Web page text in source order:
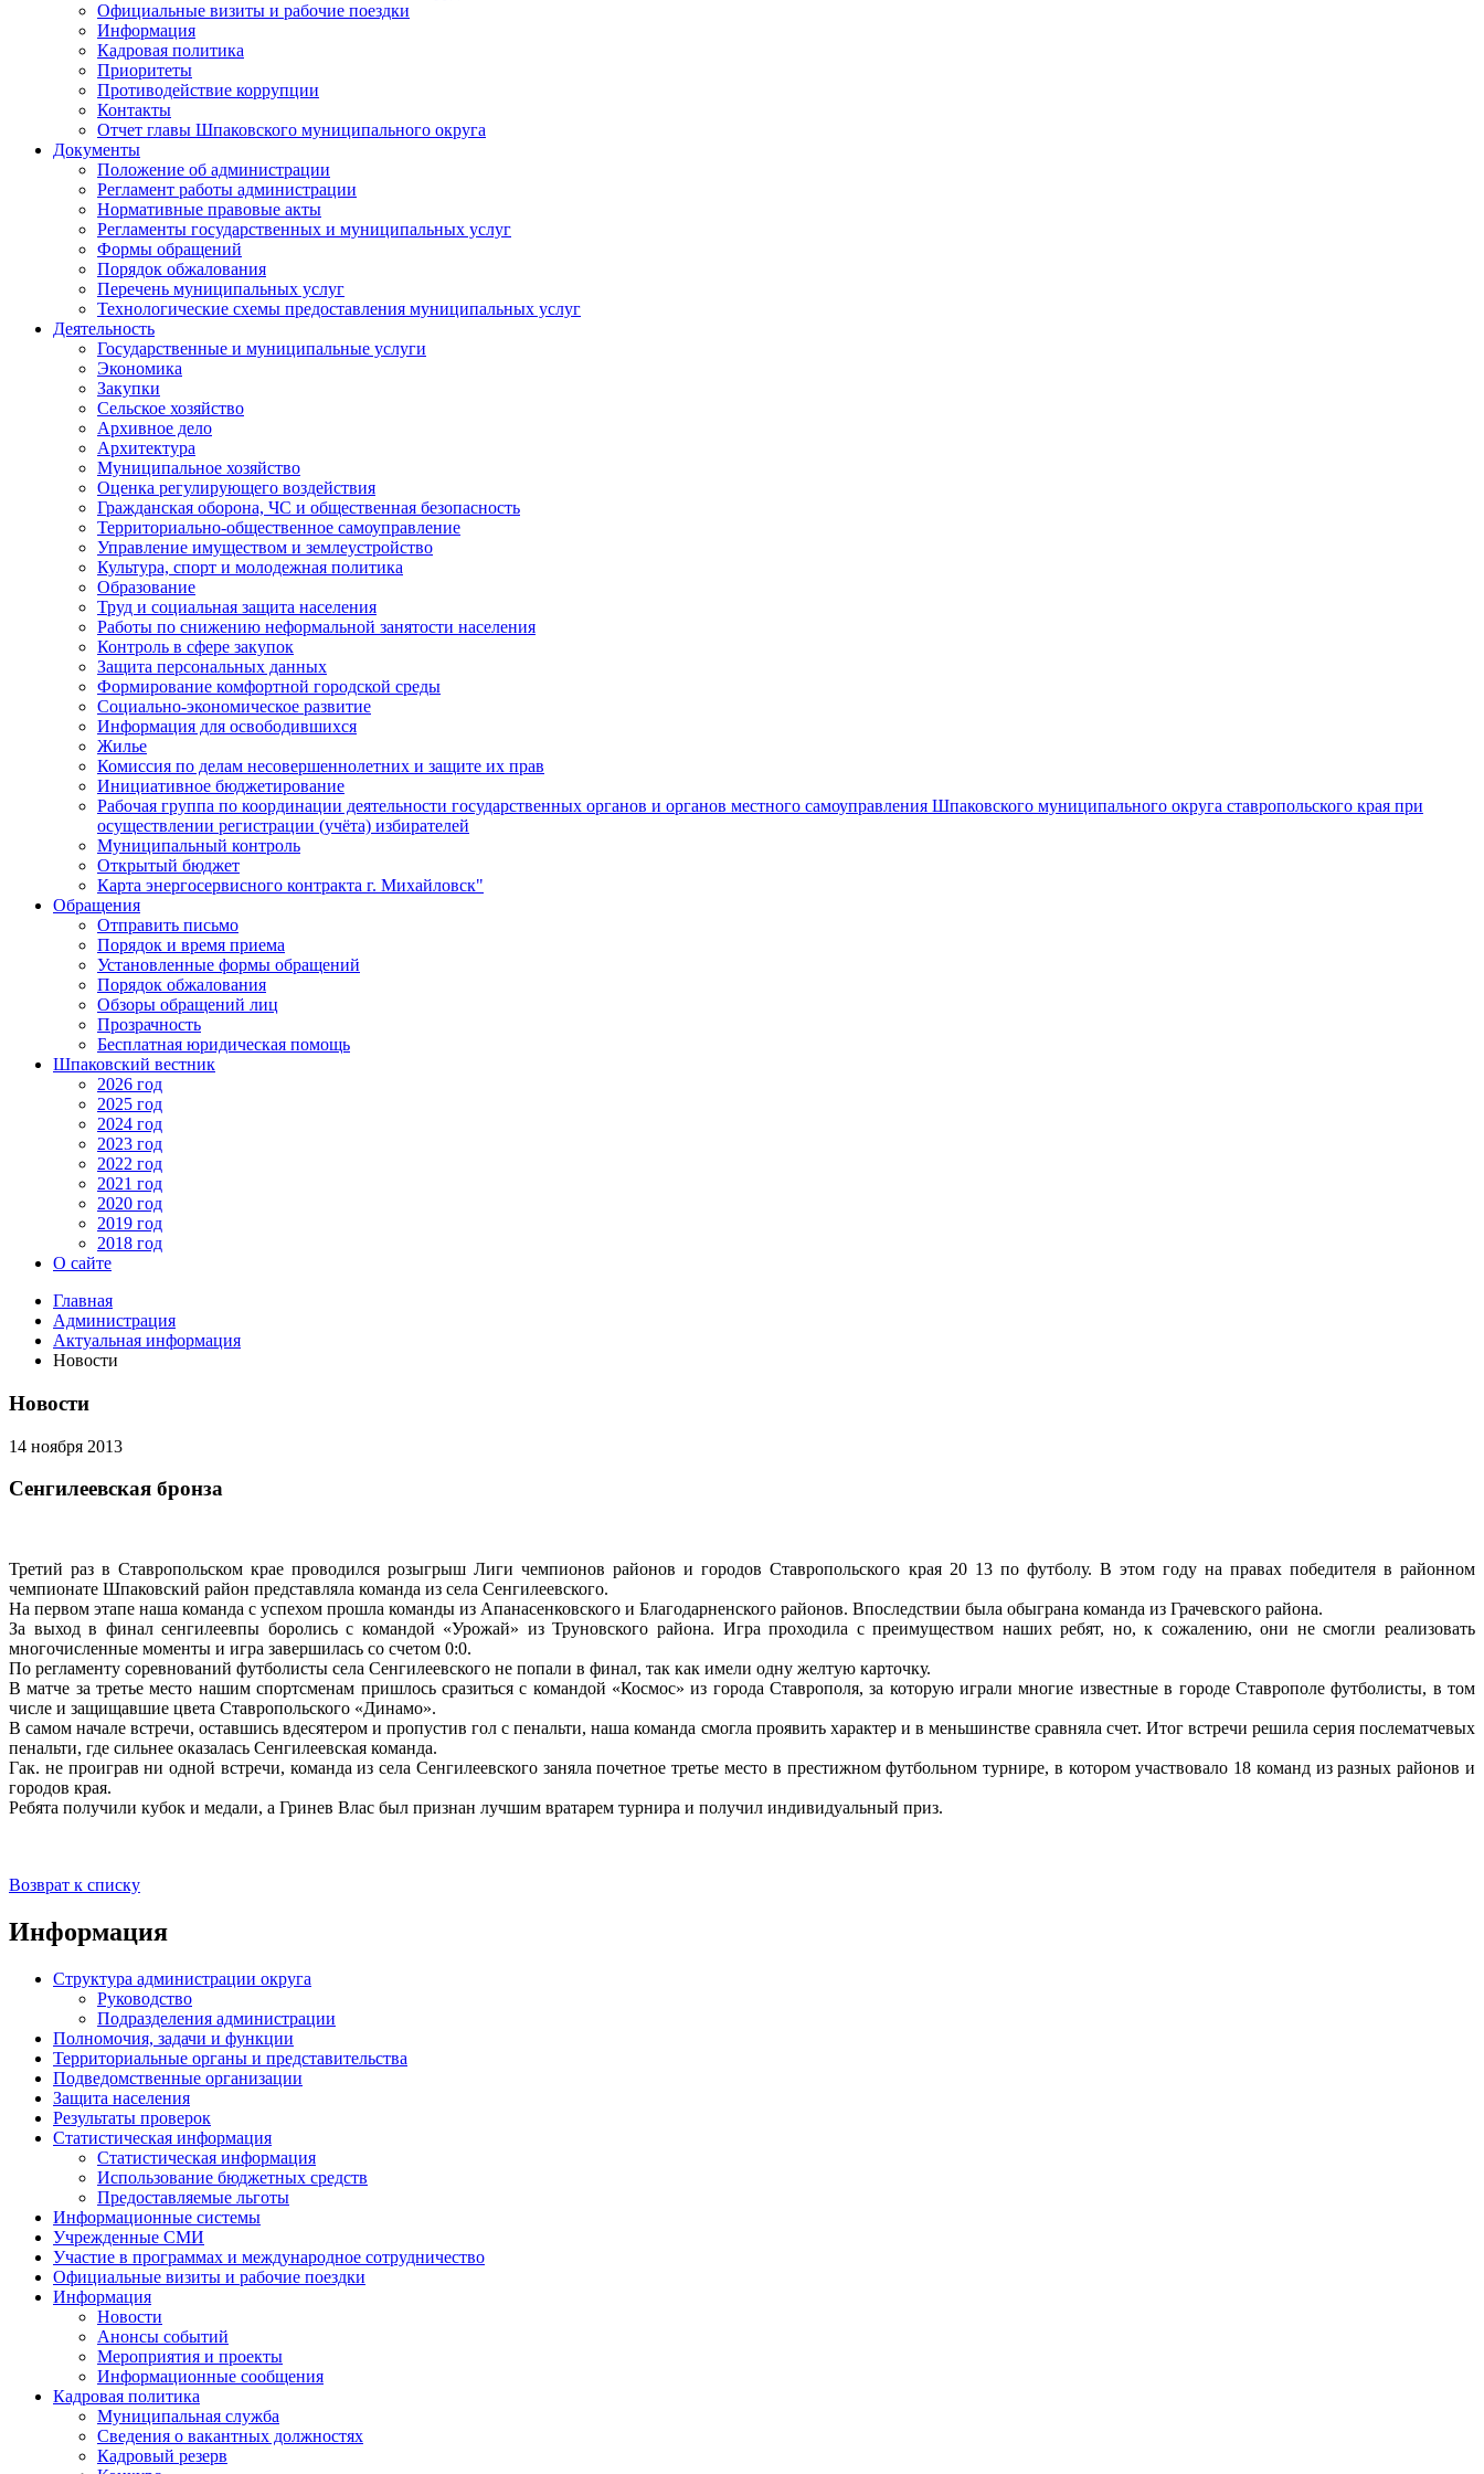
Официальные визиты и рабочие поездки
Информация
Кадровая политика
Приоритеты
Противодействие коррупции
Контакты
Отчет главы Шпаковского муниципального округа
Документы
Положение об администрации
Регламент работы администрации
Нормативные правовые акты
Регламенты государственных и муниципальных услуг
Формы обращений
Порядок обжалования
Перечень муниципальных услуг
Технологические схемы предоставления муниципальных услуг
Деятельность
Государственные и муниципальные услуги
Экономика
Закупки
Сельское хозяйство
Архивное дело
Архитектура
Муниципальное хозяйство
Оценка регулирующего воздействия
Гражданская оборона, ЧС и общественная безопасность
Территориально-общественное самоуправление
Управление имуществом и землеустройство
Культура, спорт и молодежная политика
Образование
Труд и социальная защита населения
Работы по снижению неформальной занятости населения
Контроль в сфере закупок
Защита персональных данных
Формирование комфортной городской среды
Социально-экономическое развитие
Информация для освободившихся
Жилье
Комиссия по делам несовершеннолетних и защите их прав
Инициативное бюджетирование
Рабочая группа по координации деятельности государственных органов и органов местного самоуправления Шпаковского муниципального округа ставропольского края при
осуществлении регистрации (учёта) избирателей
Муниципальный контроль
Открытый бюджет
Карта энергосервисного контракта г. Михайловск"
Обращения
Отправить письмо
Порядок и время приема
Установленные формы обращений
Порядок обжалования
Обзоры обращений лиц
Прозрачность
Бесплатная юридическая помощь
Шпаковский вестник
2026 год
2025 год
2024 год
2023 год
2022 год
2021 год
2020 год
2019 год
2018 год
О сайте
Главная
Администрация
Актуальная информация
Новости
Новости
14 ноября 2013
Сенгилеевская бронза
Третий раз в Ставропольском крае проводился розыгрыш Лиги чемпионов районов и городов Ставропольского края 20 13 по футболу. В этом году на правах победителя в районном
чемпионате Шпаковский район представляла команда из села Сенгилеевского.
На первом этапе наша команда с успехом прошла команды из Апанасенковского и Благодарненского районов. Впоследствии была обыграна команда из Грачевского района.
За выход в финал сенгилеевпы боролись с командой «Урожай» из Труновского района. Игра проходила с преимуществом наших ребят, но, к сожалению, они не смогли реализовать
многочисленные моменты и игра завершилась со счетом 0:0.
По регламенту соревнований футболисты села Сенгилеевского не попали в финал, так как имели одну желтую карточку.
В матче за третье место нашим спортсменам пришлось сразиться с командой «Космос» из города Ставрополя, за которую играли многие известные в городе Ставрополе футболисты, в том
числе и защищавшие цвета Ставропольского «Динамо».
В самом начале встречи, оставшись вдесятером и пропустив гол с пенальти, наша команда смогла проявить характер и в меньшинстве сравняла счет. Итог встречи решила серия послематчевых
пенальти, где сильнее оказалась Сенгилеевская команда.
Гак. не проиграв ни одной встречи, команда из села Сенгилеевского заняла почетное третье место в престижном футбольном турнире, в котором участвовало 18 команд из разных районов и
городов края.
Ребята получили кубок и медали, а Гринев Влас был признан лучшим вратарем турнира и получил индивидуальный приз.
Возврат к списку
Информация
Структура администрации округа
Руководство
Подразделения администрации
Полномочия, задачи и функции
Территориальные органы и представительства
Подведомственные организации
Защита населения
Результаты проверок
Статистическая информация
Статистическая информация
Использование бюджетных средств
Предоставляемые льготы
Информационные системы
Учрежденные СМИ
Участие в программах и международное сотрудничество
Официальные визиты и рабочие поездки
Информация
Новости
Анонсы событий
Мероприятия и проекты
Информационные сообщения
Кадровая политика
Муниципальная служба
Сведения о вакантных должностях
Кадровый резерв